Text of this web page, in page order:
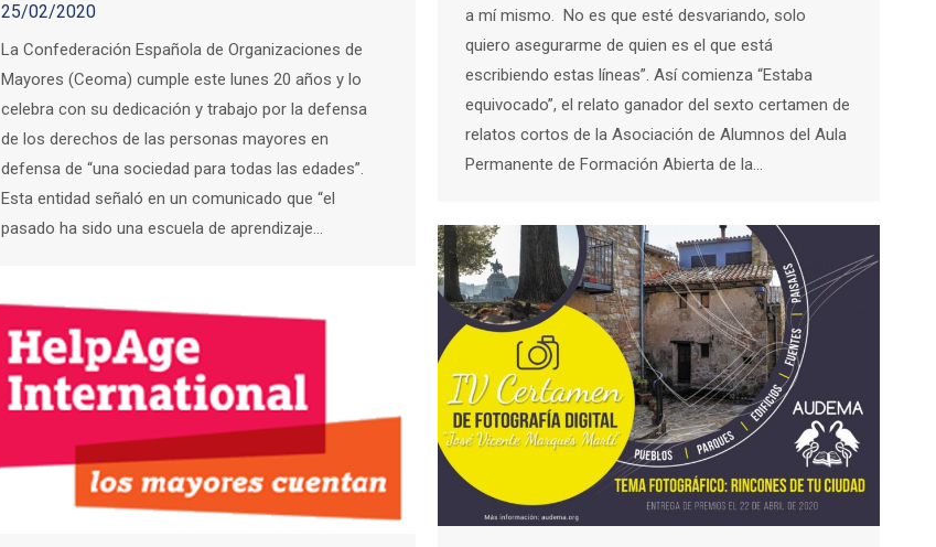
a mí mismo. No es que esté desvariando, solo
quiero asegurarme de quien es el que está
escribiendo estas líneas”. Así comienza “Estaba
equivocado”, el relato ganador del sexto certamen de
relatos cortos de la Asociación de Alumnos del Aula
Permanente de Formación Abierta de la…
25/02/2020
La Confederación Española de Organizaciones de
Mayores (Ceoma) cumple este lunes 20 años y lo
celebra con su dedicación y trabajo por la defensa
de los derechos de las personas mayores en
defensa de “una sociedad para todas las edades”.
Esta entidad señaló en un comunicado que “el
pasado ha sido una escuela de aprendizaje…